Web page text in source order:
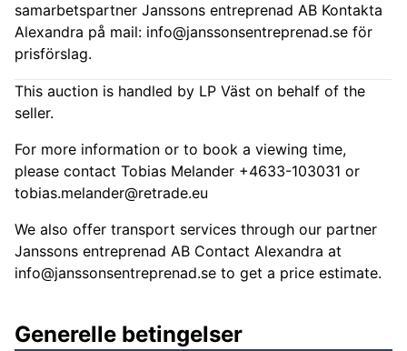
samarbetspartner Janssons entreprenad AB Kontakta
Alexandra på mail: info@janssonsentreprenad.se för
prisförslag.
This auction is handled by LP Väst on behalf of the
seller.
For more information or to book a viewing time,
please contact Tobias Melander +4633-103031 or
tobias.melander@retrade.eu
We also offer transport services through our partner
Janssons entreprenad AB Contact Alexandra at
info@janssonsentreprenad.se to get a price estimate.
Generelle betingelser